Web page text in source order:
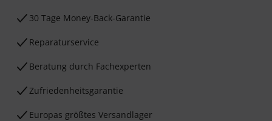
30 Tage Money-Back-Garantie
Reparaturservice
Beratung durch Fachexperten
Zufriedenheitsgarantie
Europas größtes Versandlager